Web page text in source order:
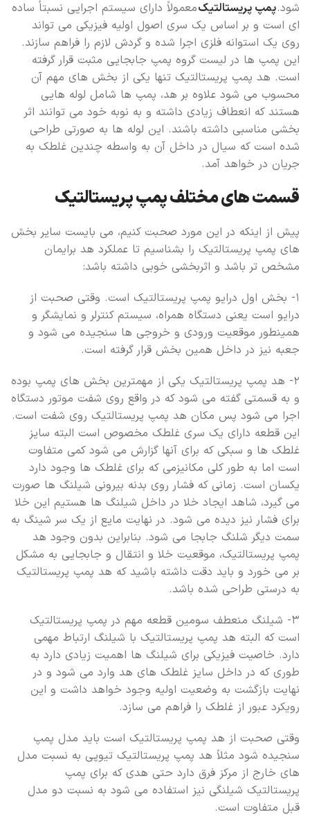
شود.پمپ پریستالتیکمعمولاً دارای سیستم اجرایی نسبتاً ساده
ای است و بر اساس یک سری اصول اولیه فیزیکی می تواند
روی یک استوانه فلزی اجرا شده و گردش لازم را فراهم سازند.
این پمپ ها در لیست گروه پمپ جابجایی مثبت قرار گرفته
است. هد پمپ پریستالتیک تنها یکی از بخش های مهم آن
محسوب می شود علاوه بر هد، پمپ ها شامل لوله هایی
هستند که انعطاف زیادی داشته و به نوبه خود می توانند اثر
بخشی مناسبی داشته باشند. این لوله ها به صورتی طراحی
شده است که سیال در داخل آن به واسطه چندین غلطک به
جریان در خواهد آمد.
قسمت های مختلف پمپ پریستالتیک
پیش از اینکه در این مورد صحبت کنیم، می بایست سایر بخش
های پمپ پریستالتیک را بشناسیم تا عملکرد هد برایمان
مشخص تر باشد و اثربخشی خوبی داشته باشد:
۱- بخش اول درایو پمپ پریستالتیک است. وقتی صحبت از
درایو است یعنی دستگاه همراه، سیستم کنترلر و نمایشگر و
همینطور موقعیت ورودی و خروجی ها سنجیده می شود و
جعبه نیز در داخل همین بخش قرار گرفته است.
۲- هد پمپ پریستالتیک یکی از مهمترین بخش های پمپ بوده
و به قسمتی گفته می شود که در واقع روی شفت موتور دستگاه
اجرا می شود پس مکان هد پمپ پریستالتیک روی شفت است.
این قطعه دارای یک سری غلطک مخصوص است البته سایز
غلطک ها و سبکی که برای آنها گزارش می شود کمی متفاوت
است اما به طور کلی مکانیزمی که برای غلطک ها وجود دارد
یکسان است. زمانی که فشار روی بدنه بیرونی شیلنگ ها صورت
می گیرد، شاهد ایجاد خلا در داخل شیلنگ ها هستیم این خلا
برای فشار نیز دیده می شود. در نهایت مایع از یک سر شینگ به
سمت دیگر شلنگ جابجا می شود. بنابراین بدون وجود هد
پمپ پریستالتیک، موقعیت خلا و انتقال و جابجایی به مشکل
بر می خورد و باید دقت داشته باشید که هد پمپ پریستالتیک
به درستی طراحی شده باشد.
۳- شیلنگ منعطف سومین قطعه مهم در پمپ پریستالتیک
است که البته هد پمپ پریستالتیک با شیلنگ ارتباط مهمی
دارد. خاصیت فیزیکی برای شیلنگ ها اهمیت زیادی دارد به
طوری که در داخل سایز غلطک های هد وارد می شود و در
نهایت بازگشت به وضعیت اولیه وجود خواهد داشت و این
رویکرد عبور از غلطک را فراهم می سازد.
وقتی صحبت از هد پمپ پریستالتیک است باید مدل پمپ
سنجیده شود مثلاً هد پمپ پریستالتیک تیوپی به نسبت مدل
های خارج از مرکز فرق دارد حتی هدی که برای پمپ
پریستالتیک شیلنگی نیز استفاده می شود به نسبت دو مدل
قبل متفاوت است.